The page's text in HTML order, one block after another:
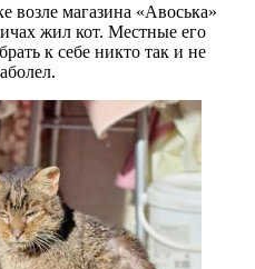
магазина «Авоська»
жил кот. Местные его
к себе никто так и не